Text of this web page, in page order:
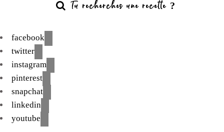
facebook
twitter
instagram
pinterest
snapchat
linkedin
youtube